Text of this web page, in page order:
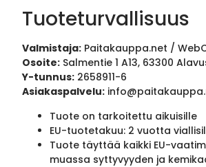
Tuoteturvallisuus
Valmistaja: Paitakauppa.net /
Osoite: Salmentie 1 A13, 63300
Y-tunnus: 2658911-6
Asiakaspalvelu:
Tuote on tarkoitettu aikuisille
EU-tuotetakuu: 2 vuotta
Tuote täyttää kaikki EU-
muassa syttyvyyden ja